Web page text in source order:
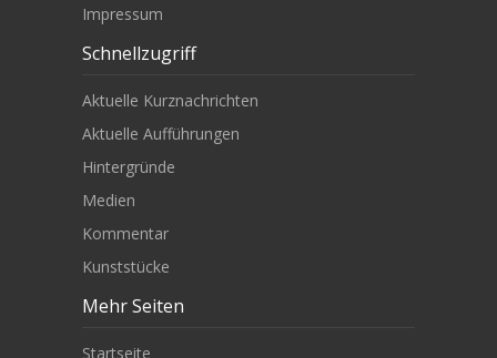
Impressum
Schnellzugriff
Aktuelle Kurznachrichten
Aktuelle Aufführungen
Hintergründe
Medien
Kommentar
Kunststücke
Mehr Seiten
Startseite